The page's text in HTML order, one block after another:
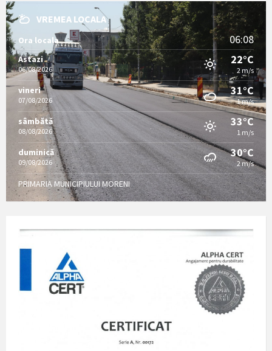
VREMEA LOCALA
Ora locala 06:08
Astazi
06/08/2026
22°C
2 m/s
vineri
07/08/2026
31°C
1 m/s
sâmbătă
08/08/2026
33°C
1 m/s
duminică
09/08/2026
30°C
2 m/s
PRIMARIA MUNICIPIULUI MORENI